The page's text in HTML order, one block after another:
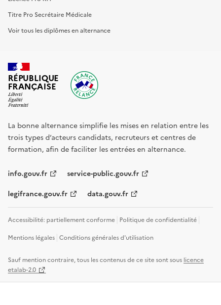
Titre Pro Secrétaire Médicale
Voir tous les diplômes en alternance
RÉPUBLIQUE
FRANÇAISE
La bonne alternance simplifie les mises en relation entre les
trois types d’acteurs candidats, recruteurs et centres de
formation, afin de faciliter les entrées en alternance.
info.gouv.fr service-public.gouv.fr
legifrance.gouv.fr data.gouv.fr
Accessibilité: partiellement conforme Politique de confidentialité
Mentions légales Conditions générales d'utilisation
Sauf mention contraire, tous les contenus de ce site sont sous licence
etalab-2.0